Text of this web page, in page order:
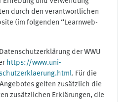
durch den verantwortlichen
(im folgenden “Learnweb-
der WWU
https://www.uni-
. Für die
gelten zusätzlich die
zusätzlichen Erklärungen, die